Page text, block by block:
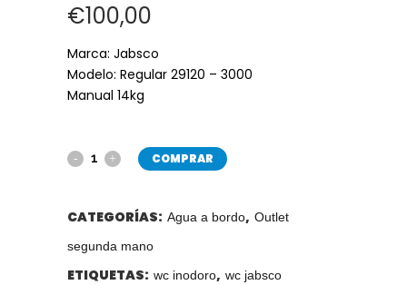
€100,00
Marca: Jabsco
Modelo: Regular 29120 – 3000
Manual 14kg
COMPRAR
CATEGORÍAS: Agua a bordo, Outlet
segunda mano
ETIQUETAS: wc inodoro, wc jabsco